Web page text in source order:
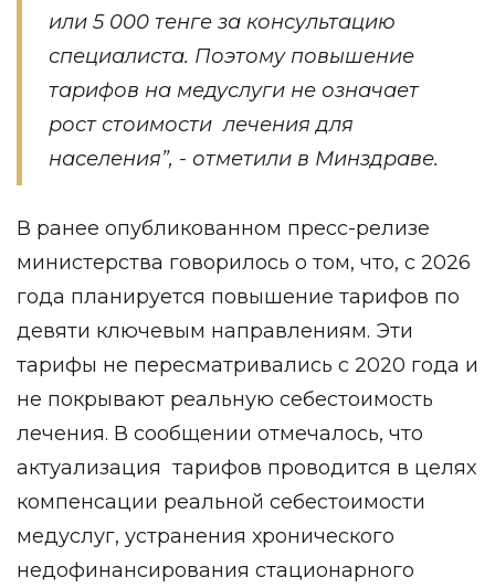
или 5 000 тенге за консультацию
специалиста. Поэтому повышение
тарифов на медуслуги не означает
рост стоимости лечения для
населения”, - отметили в Минздраве.
В ранее опубликованном пресс-релизе
министерства говорилось о том, что, с 2026
года планируется повышение тарифов по
девяти ключевым направлениям. Эти
тарифы не пересматривались с 2020 года и
не покрывают реальную себестоимость
лечения. В сообщении отмечалось, что
актуализация тарифов проводится в целях
компенсации реальной себестоимости
медуслуг, устранения хронического
недофинансирования стационарного